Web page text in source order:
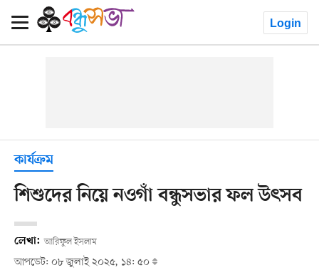
Login
কার্যক্রম
শিশুদের নিয়ে নওগাঁ বন্ধুসভার ফল উৎসব
লেখা: আরিফুল ইসলাম
আপডেট: ০৮ জুলাই ২০২৫, ১৪: ৫০